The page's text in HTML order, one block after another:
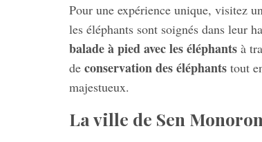
Pour une expérience unique, visitez
les éléphants sont soignés dans leur
balade à pied avec les éléphants à
de conservation des éléphants tout
majestueux.
La ville de Sen